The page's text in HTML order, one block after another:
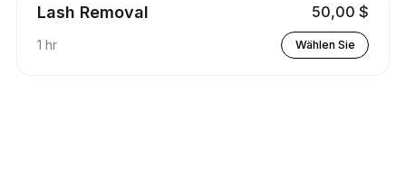
Lash Removal 50,00 $
1 hr Wählen Sie